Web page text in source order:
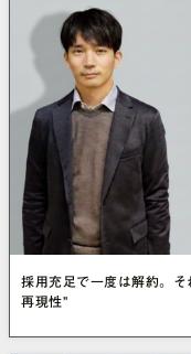
採用充足で一度は解約。そ
再現性”